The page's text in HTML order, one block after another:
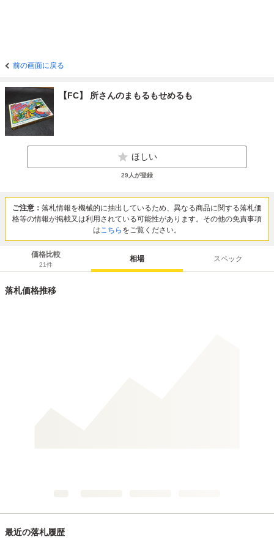
前の画面に戻る
【FC】 所さんのまもるもせめるも
ほしい
29人が登録
ご注意： 落札情報を機械的に抽出しているため、異なる商品に関する落札価
格等の情報が掲載又は利用されている可能性があります。その他の免責事項
はこちら をご覧ください。
価格比較
21件
相場 スペック
落札価格推移
最近の落札履歴